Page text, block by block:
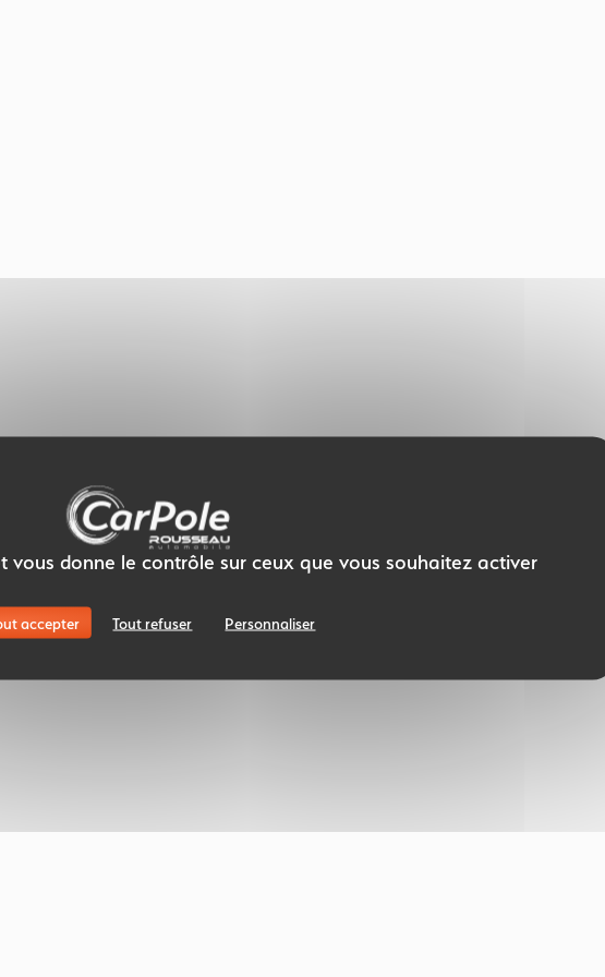
vous donne le contrôle sur ceux que vous souhaitez activer
accepter Tout refuser Personnaliser